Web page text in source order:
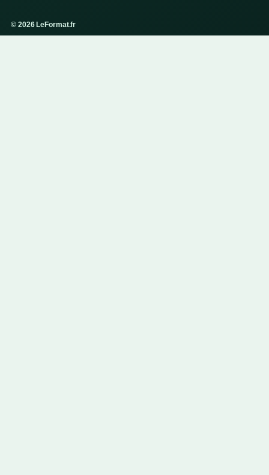
© 2026 LeFormat.fr